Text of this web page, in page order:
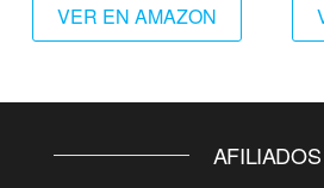
VER EN AMAZON
AFILIADOS